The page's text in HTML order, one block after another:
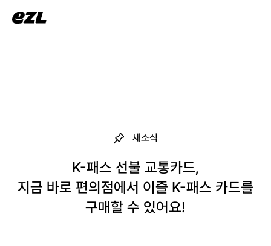
새소식
K-패스 선불 교통카드,
지금 바로 편의점에서 이즐 K-패스 카드를
구매할 수 있어요!